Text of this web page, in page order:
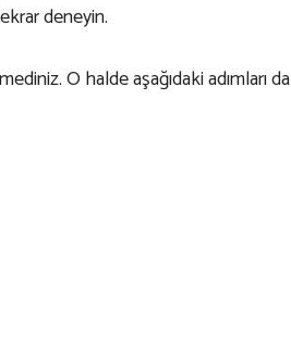
deneyin.
O halde aşağıdaki adımları da